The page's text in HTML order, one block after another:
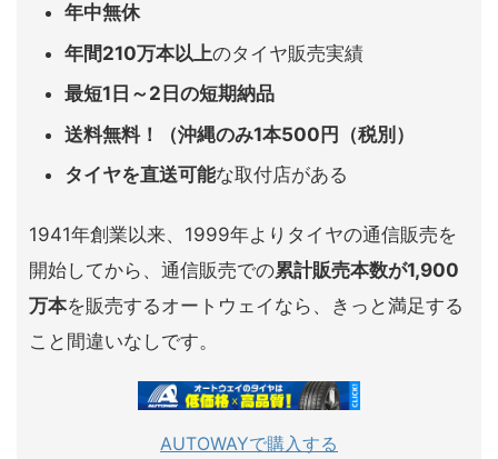
年中無休
年間210万本以上のタイヤ販売実績
最短1日～2日の短期納品
送料無料！（沖縄のみ1本500円（税別）
タイヤを直送可能な取付店がある
1941年創業以来、1999年よりタイヤの通信販売を
開始してから、通信販売での累計販売本数が1,900
万本を販売するオートウェイなら、きっと満足する
こと間違いなしです。
AUTOWAYで購入する